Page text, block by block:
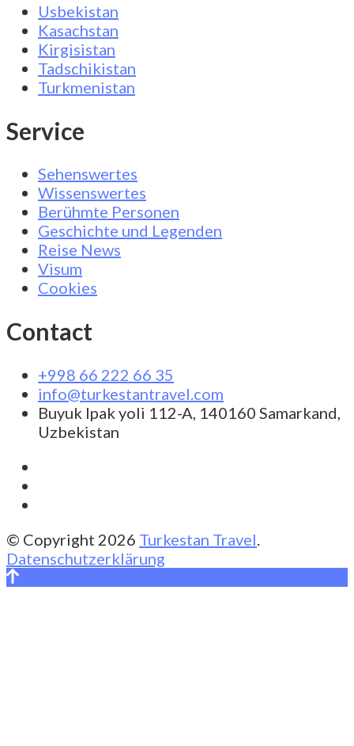
Usbekistan
Kasachstan
Kirgisistan
Tadschikistan
Turkmenistan
Service
Sehenswertes
Wissenswertes
Berühmte Personen
Geschichte und Legenden
Reise News
Visum
Cookies
Contact
+998 66 222 66 35
info@turkestantravel.com
Buyuk Ipak yoli 112-A, 140160 Samarkand,
Uzbekistan
© Copyright 2026 Turkestan Travel.
Datenschutzerklärung